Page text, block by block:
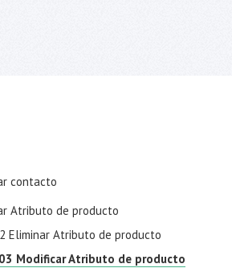
contacto
Atributo de producto
Eliminar Atributo de producto
Modificar Atributo de producto